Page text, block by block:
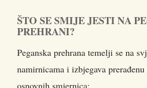
ŠTO SE SMIJE JESTI NA
PREHRANI?
Peganska prehrana temelji se na
namirnicama i izbjegava
osnovnih smjernica: